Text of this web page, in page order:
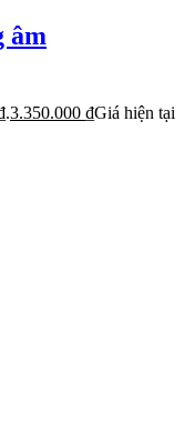
âm
3.350.000 ₫Giá hiện tại